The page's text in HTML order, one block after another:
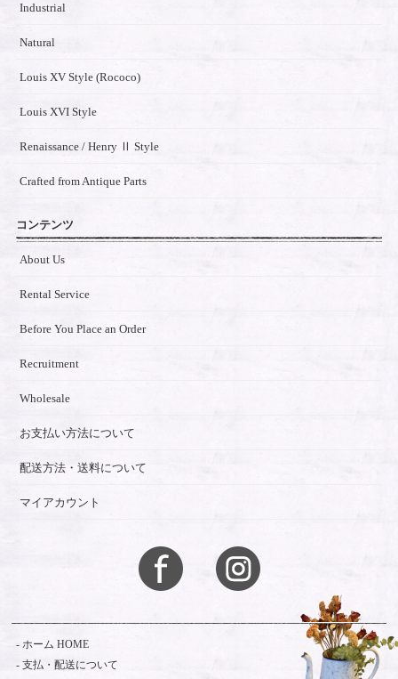
Industrial
Natural
Louis XV Style (Rococo)
Louis XVI Style
Renaissance / Henry Ⅱ Style
Crafted from Antique Parts
コンテンツ
About Us
Rental Service
Before You Place an Order
Recruitment
Wholesale
お支払い方法について
配送方法・送料について
マイアカウント
ホーム HOME
支払・配送について